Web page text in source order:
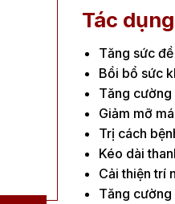
Tác
Tăng sức
Bồi bổ sức
Tăng cường
Giảm mỡ
Trị cách
Kéo dài
Cải thiện trí
Tăng cường